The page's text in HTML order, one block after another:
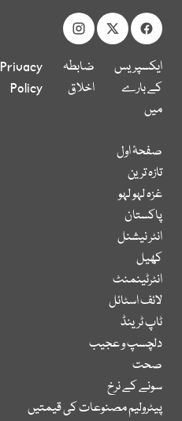
ایکسپریس
کے بارے
میں
ضابطہ
اخلاق
Privacy
Policy
صفحۂ اول
تازہ ترین
غزہ لہو لہو
پاکستان
انٹر نیشنل
کھیل
انٹرٹینمنٹ
لائف اسٹائل
ٹاپ ٹرینڈ
دلچسپ و عجیب
صحت
سونے کے نرخ
پیٹرولیم مصنوعات کی قیمتیں